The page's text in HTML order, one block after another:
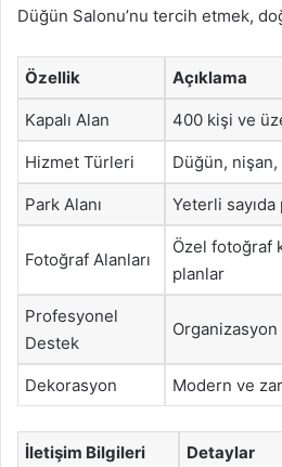
Düğün Salonu’nu tercih etmek,
Özellik Açıklama
Kapalı Alan 400 kişi ve
Hizmet Türleri Düğün,
Park Alanı Yeterli
Fotoğraf Alanları
Özel fotoğraf
planlar
Profesyonel
Destek
Dekorasyon Modern ve
İletişim Bilgileri Detaylar